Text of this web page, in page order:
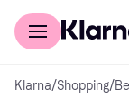
Für Shopper
Klarna/Shopping/